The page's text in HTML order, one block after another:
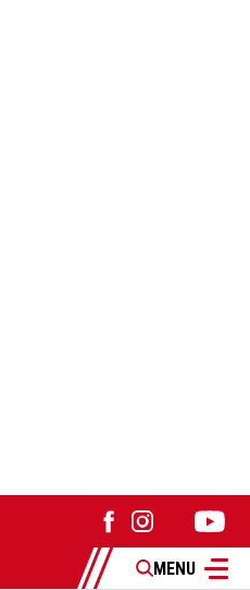
MENU